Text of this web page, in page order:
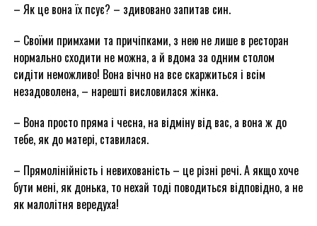
– Як це вона їх псує? – здивовано запитав син.
– Своїми примхами та причіпками, з нею не лише в ресторан
нормально сходити не можна, а й вдома за одним столом
сидіти неможливо! Вона вічно на все скаржиться і всім
незадоволена, – нарешті висловилася жінка.
– Вона просто пряма і чесна, на відміну від вас, а вона ж до
тебе, як до матері, ставилася.
– Прямолінійність і невихованість – це різні речі. А якщо хоче
бути мені, як донька, то нехай тоді поводиться відповідно, а не
як малолітня вередуха!